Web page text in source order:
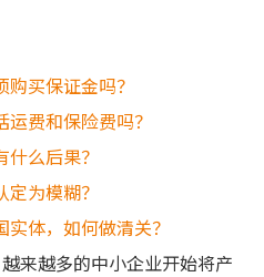
买保证金吗？
费和保险费吗？
么后果？
为模糊？
体，如何做清关？
来越多的中小企业开始将产